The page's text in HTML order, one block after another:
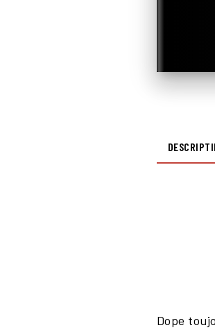
Dope